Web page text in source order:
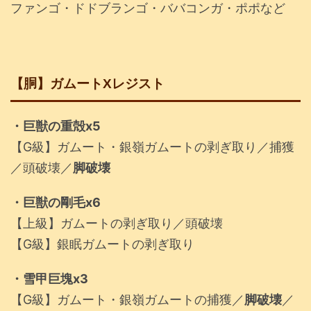
ファンゴ・ドドブランゴ・ババコンガ・ポポなど
【胴】ガムートXレジスト
・巨獣の重殻x5
【G級】ガムート・銀嶺ガムートの剥ぎ取り／捕獲
／頭破壊／脚破壊
・巨獣の剛毛x6
【上級】ガムートの剥ぎ取り／頭破壊
【G級】銀眠ガムートの剥ぎ取り
・雪甲巨塊x3
【G級】ガムート・銀嶺ガムートの捕獲／脚破壊／